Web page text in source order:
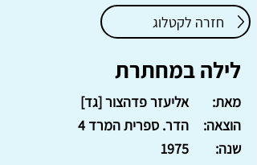
חזרה לקטלוג
לילה במחתרת
אליעזר פדהצור [גד]
מאת:
הדר. ספרית המרד 4
הוצאה:
1975
שנה: